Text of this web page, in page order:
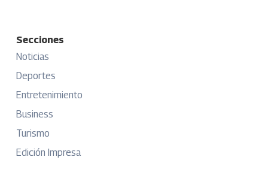
Secciones
Noticias
Deportes
Entretenimiento
Business
Turismo
Edición Impresa